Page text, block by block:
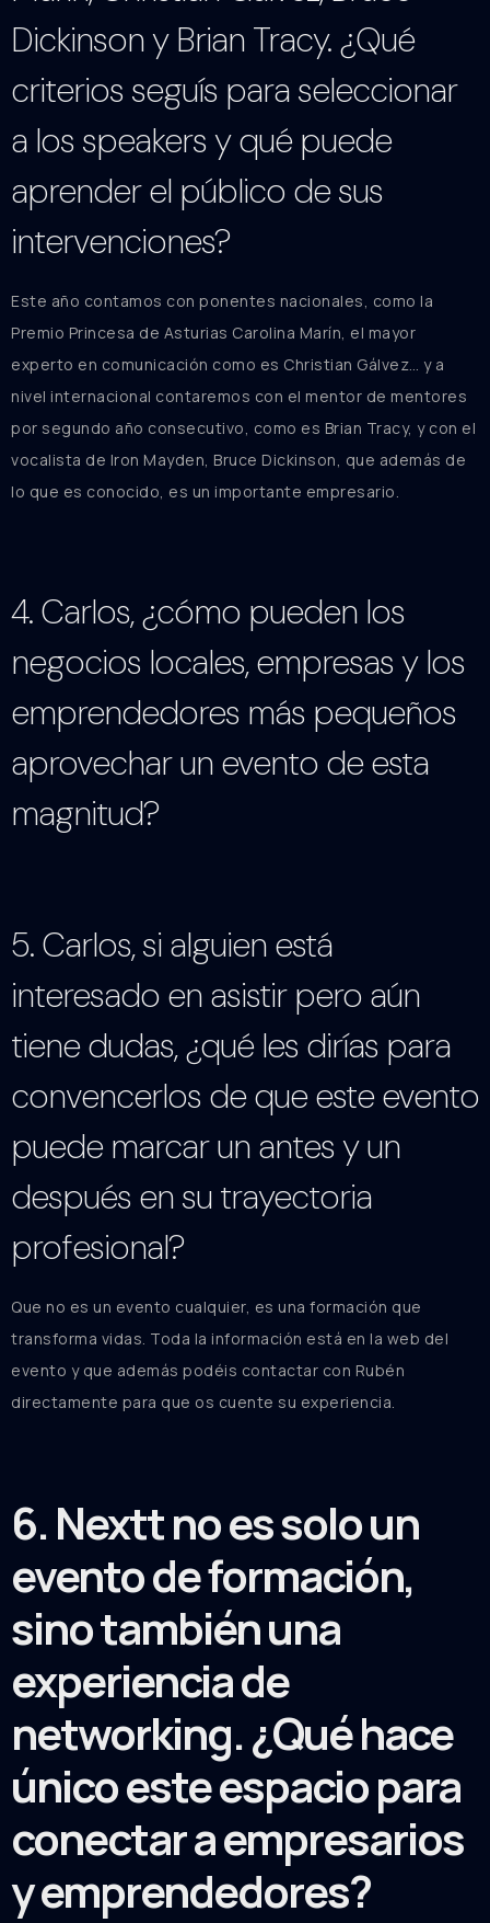
Dickinson y Brian Tracy. ¿Qué
criterios seguís para seleccionar
a los speakers y qué puede
aprender el público de sus
intervenciones?
Este año contamos con ponentes nacionales, como la
Premio Princesa de Asturias Carolina Marín, el mayor
experto en comunicación como es Christian Gálvez… y a
nivel internacional contaremos con el mentor de mentores
por segundo año consecutivo, como es Brian Tracy, y con el
vocalista de Iron Mayden, Bruce Dickinson, que además de
lo que es conocido, es un importante empresario.
4. Carlos, ¿cómo pueden los
negocios locales, empresas y los
emprendedores más pequeños
aprovechar un evento de esta
magnitud?
5. Carlos, si alguien está
interesado en asistir pero aún
tiene dudas, ¿qué les dirías para
convencerlos de que este evento
puede marcar un antes y un
después en su trayectoria
profesional?
Que no es un evento cualquier, es una formación que
transforma vidas. Toda la información está en la web del
evento y que además podéis contactar con Rubén
directamente para que os cuente su experiencia.
6. Nextt no es solo un
evento de formación,
sino también una
experiencia de
networking. ¿Qué hace
único este espacio para
conectar a empresarios
y emprendedores?